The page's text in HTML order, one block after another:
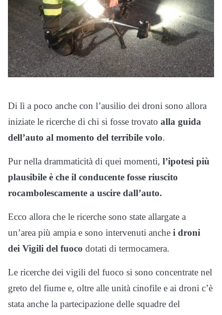
Di lì a poco anche con l’ausilio dei droni sono allora
iniziate le ricerche di chi si fosse trovato alla guida
dell’auto al momento del terribile volo.
Pur nella drammaticità di quei momenti, l’ipotesi più
plausibile è che il conducente fosse riuscito
rocambolescamente a uscire dall’auto.
Ecco allora che le ricerche sono state allargate a
un’area più ampia e sono intervenuti anche i droni
dei Vigili del fuoco dotati di termocamera.
Le ricerche dei vigili del fuoco si sono concentrate nel
greto del fiume e, oltre alle unità cinofile e ai droni c’è
stata anche la partecipazione delle squadre del